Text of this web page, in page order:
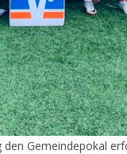
Gemeindepokal